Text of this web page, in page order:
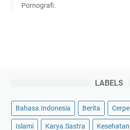
Pornografi.
LABELS
Bahasa.Indonesia Berita
Islami Karya.Sastra Kesehatan